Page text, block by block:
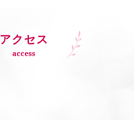
アクセス
access